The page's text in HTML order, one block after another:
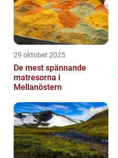
29 oktober 2025
De mest spännande
matresorna i
Mellanöstern